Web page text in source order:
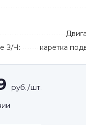
З/Ч:
каретка
руб./шт.